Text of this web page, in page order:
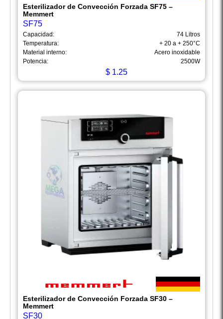
Esterilizador de Convección Forzada SF75 –
Memmert
SF75
Capacidad:
74 Litros
Temperatura:
+ 20 a + 250°C
Material interno:
Acero inoxidable
Potencia:
2500W
$ 1.25
Esterilizador de Convección Forzada SF30 –
Memmert
SF30